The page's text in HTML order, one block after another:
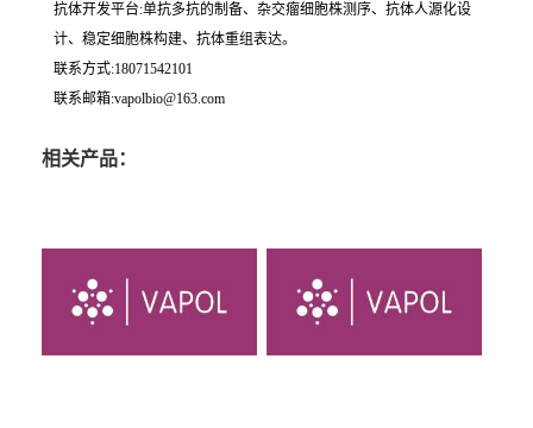
抗体开发平台:单抗多抗的制备、杂交瘤细胞株测序、抗体人源化设
计、稳定细胞株构建、抗体重组表达。
联系方式:18071542101
联系邮箱:vapolbio@163.com
相关产品：